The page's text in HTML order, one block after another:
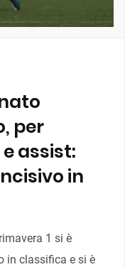
per
assist:
in
1 si è
in classifica e si è